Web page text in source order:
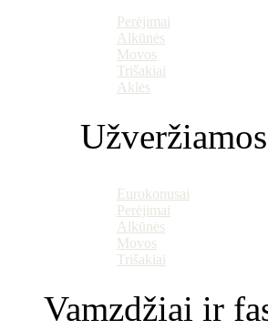
Perėjimai
Alkūnės
Movos
Trišakiai
Aklės
Eurokonusai
Perėjimai
Alkūnės
Movos
Trišakiai
Vamzdžiai ir